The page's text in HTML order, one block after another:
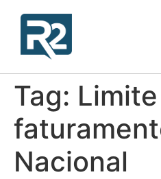
Tag:
Nacional